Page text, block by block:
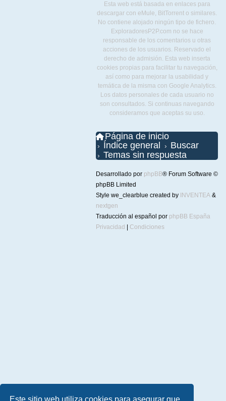
Este sitio web utiliza cookies para asegurar que
Esta web está basada en enlaces para
descargar con eMule, BitTorrent o similares.
No contiene alojado ningún tipo de fichero.
ExploradoresP2P.com no se hace
responsable de los comentarios u otras
acciones de los usuarios. Reservado el
derecho de admisión. Esta web inserta
cookies propias para facilitar tu navegación,
así como para mejorar la usabilidad y
temática de la misma con Google Analytics.
Los datos personales de cada usuario no
son consultados. Si continuas navegando
consideramos que aceptas su uso.
Página de inicio
Índice general
Buscar
Temas sin respuesta
Desarrollado por phpBB® Forum Software ©
phpBB Limited
Style we_clearblue created by INVENTEA &
nextgen
Traducción al español por phpBB España
Privacidad
Condiciones